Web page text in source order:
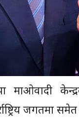
माओवादी
जगतमा